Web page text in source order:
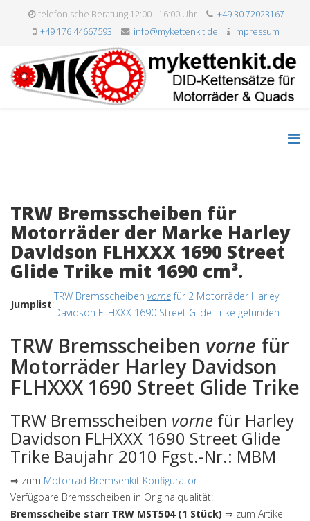
telefonische Beratung 12:00 - 16:00 Uhr
+49 30 72023167
+49 176 44667593
info@mykettenkit.de Impressum
TRW Bremsscheiben für
Motorräder der Marke Harley
Davidson FLHXXX 1690 Street
Glide Trike mit 1690 cm³.
Jumplist:
TRW Bremsscheiben vornefür 2 Motorräder Harley
Davidson FLHXXX 1690 Street Glide Trike gefunden
TRW Bremsscheiben vorne für
Motorräder Harley Davidson
FLHXXX 1690 Street Glide Trike
TRW Bremsscheiben vorne für Harley
Davidson FLHXXX 1690 Street Glide
Trike Baujahr 2010 Fgst.-Nr.: MBM
⇒ zum Motorrad Bremsenkit Konfigurator
Verfügbare Bremsscheiben in Originalqualität:
Bremsscheibe starr TRW MST504 (1 Stück) ⇒ zum Artikel